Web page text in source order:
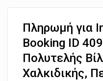
Πληρωμή για
Booking ID
Πολυτελής
Χαλκιδικής,